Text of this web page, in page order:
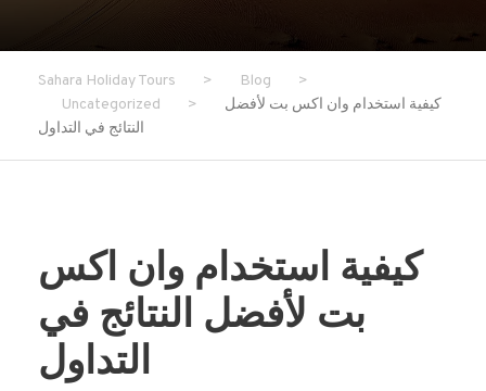
Sahara Holiday Tours > Blog
>
Uncategorized
>
كيفية استخدام وان اكس بت لأفضل
النتائج في التداول
كيفية استخدام وان اكس
بت لأفضل النتائج في
التداول